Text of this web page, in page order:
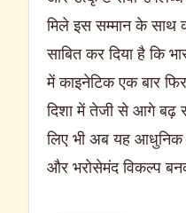
मिले इस सम्मान के साथ
साबित कर दिया है कि
में काइनेटिक एक बार
दिशा में तेजी से आगे बढ़
लिए भी अब यह
और भरोसेमंद विकल्प